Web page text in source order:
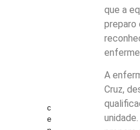
c
e
que a
preparo
A
Cruz,